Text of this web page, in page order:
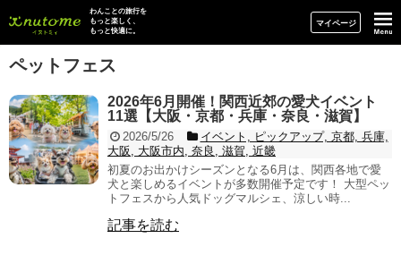
イヌトミィ
わんことの旅行を
もっと楽しく、
もっと快適に。
マイページ
ペットフェス
2026年6月開催！関西近郊の愛犬イベント
11選【大阪・京都・兵庫・奈良・滋賀】
2026/5/26
イベント, ピックアップ, 京都, 兵庫,
大阪, 大阪市内, 奈良, 滋賀, 近畿
初夏のお出かけシーズンとなる6月は、関西各地で愛
犬と楽しめるイベントが多数開催予定です！ 大型ペッ
トフェスから人気ドッグマルシェ、涼しい時...
記事を読む